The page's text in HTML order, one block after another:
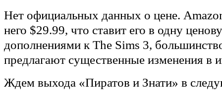
Нет официальных данных о цене.
него $29.99, что ставит его в одну
дополнениями к The Sims 3,
предлагают существенные изменения в
Ждем выхода «Пиратов и Знати» в